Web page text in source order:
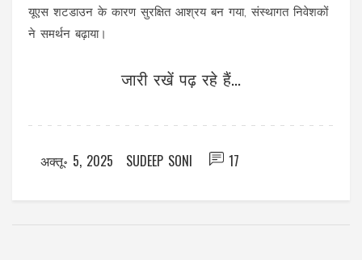
यूएस शटडाउन के कारण सुरक्षित आश्रय बन गया, संस्थागत निवेशकों
ने समर्थन बढ़ाया।
जारी रखें पढ़ रहे हैं...
अक्तू॰ 5, 2025 SUDEEP SONI 17